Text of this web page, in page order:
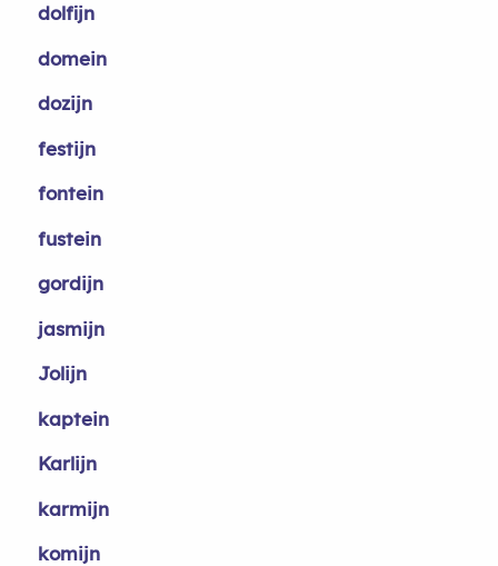
dolfijn
domein
dozijn
festijn
fontein
fustein
gordijn
jasmijn
Jolijn
kaptein
Karlijn
karmijn
komijn